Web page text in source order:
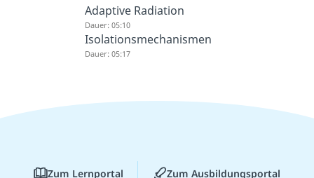
Adaptive Radiation
Dauer: 05:10
Isolationsmechanismen
Dauer: 05:17
Zum Lernportal Zum Ausbildungsportal